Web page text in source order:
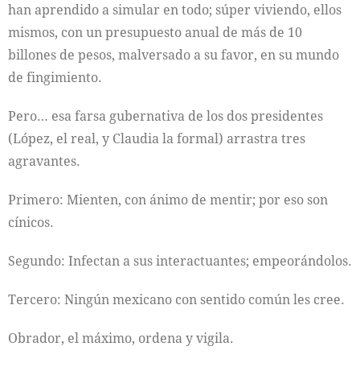
han aprendido a simular en todo; súper viviendo, ellos
mismos, con un presupuesto anual de más de 10
billones de pesos, malversado a su favor, en su mundo
de fingimiento.
Pero… esa farsa gubernativa de los dos presidentes
(López, el real, y Claudia la formal) arrastra tres
agravantes.
Primero: Mienten, con ánimo de mentir; por eso son
cínicos.
Segundo: Infectan a sus interactuantes; empeorándolos.
Tercero: Ningún mexicano con sentido común les cree.
Obrador, el máximo, ordena y vigila.